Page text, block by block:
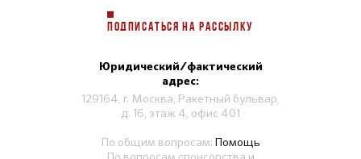
ПОДПИСАТЬСЯ НА РАССЫЛКУ
Юридический/фактический
адрес:
129164, г. Москва, Ракетный бульвар,
д. 16, этаж 4, офис 401
По общим вопросам: Помощь